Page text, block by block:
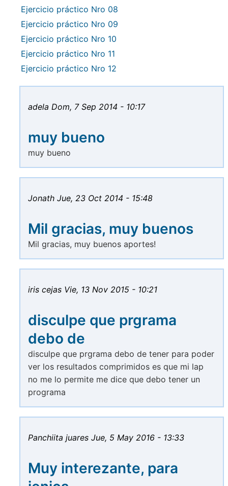
Ejercicio práctico Nro 08
Ejercicio práctico Nro 09
Ejercicio práctico Nro 10
Ejercicio práctico Nro 11
Ejercicio práctico Nro 12
adela Dom, 7 Sep 2014 - 10:17
muy bueno
muy bueno
Jonath Jue, 23 Oct 2014 - 15:48
Mil gracias, muy buenos
Mil gracias, muy buenos aportes!
iris cejas Vie, 13 Nov 2015 - 10:21
disculpe que prgrama
debo de
disculpe que prgrama debo de tener para poder
ver los resultados comprimidos es que mi lap
no me lo permite me dice que debo tener un
programa
Panchiita juares Jue, 5 May 2016 - 13:33
Muy interezante, para